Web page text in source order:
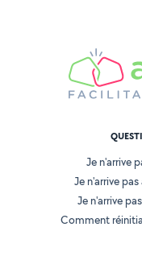
Je n'arrive
Je n'arrive
Je n'arrive
Comment